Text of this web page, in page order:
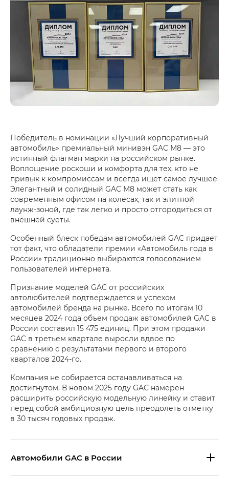
Победитель в номинации «Лучший корпоративный
автомобиль» премиальный минивэн GAC M8 — это
истинный флагман марки на российском рынке.
Воплощение роскоши и комфорта для тех, кто не
привык к компромиссам и всегда ищет самое лучшее.
Элегантный и солидный GAC M8 может стать как
современным офисом на колесах, так и элитной
лаунж-зоной, где так легко и просто отгородиться от
внешней суеты.
Особенный блеск победам автомобилей GAC придает
тот факт, что обладатели премии «Автомобиль года в
России» традиционно выбираются голосованием
пользователей интернета.
Признание моделей GAC от российских
автолюбителей подтверждается и успехом
автомобилей бренда на рынке. Всего по итогам 10
месяцев 2024 года объем продаж автомобилей GAC в
России составил 15 475 единиц. При этом продажи
GAC в третьем квартале выросли вдвое по
сравнению с результатами первого и второго
кварталов 2024-го.
Компания не собирается останавливаться на
достигнутом. В новом 2025 году GAC намерен
расширить российскую модельную линейку и ставит
перед собой амбициозную цель преодолеть отметку
в 30 тысяч годовых продаж.
Aвтомобили GAC в России